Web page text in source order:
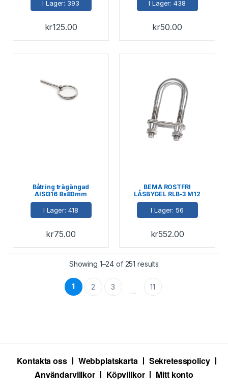
I Lager: 393
kr125.00
I Lager: 438
kr50.00
Båtring trägängad
AISI316 8x80mm
I Lager: 418
kr75.00
BEMA ROSTFRI
LÅSBYGEL RLB-3 M12
SKINPACKAD
I Lager: 56
kr552.00
Showing 1–24 of 251 results
1 2 3 … 11
Kontakta oss Webbplatskarta
Sekretesspolicy
Användarvillkor
Köpvillkor Mitt konto